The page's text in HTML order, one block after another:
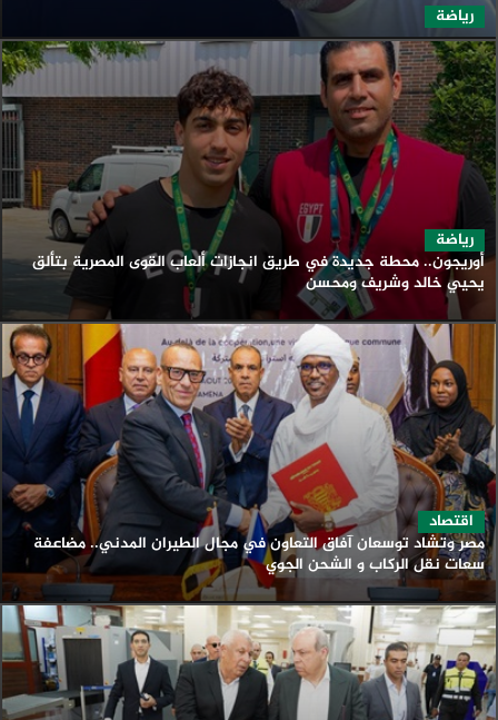
رياضة
رياضة
أوريجون.. محطة جديدة في طريق انجازات ألعاب القوى المصرية بتألق
يحيي خالد وشريف ومحسن
اقتصاد
مصر وتشاد توسعان آفاق التعاون في مجال الطيران المدني.. مضاعفة
سعات نقل الركاب و الشحن الجوي